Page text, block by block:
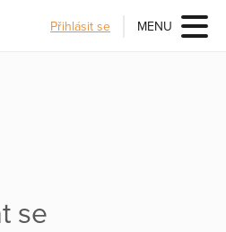
Přihlásit se MENU
se